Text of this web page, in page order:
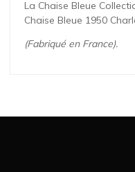
La Chaise Bleue
Chaise Bleue 1950
(Fabriqué en France).